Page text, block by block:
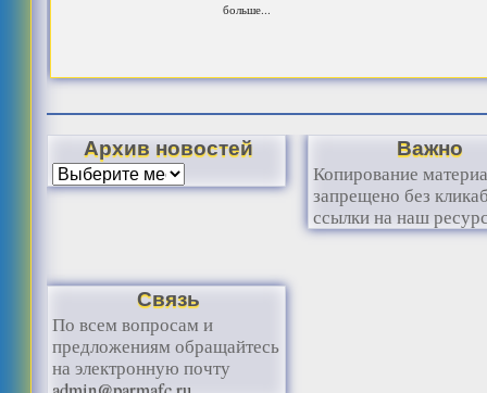
больше...
Архив новостей Важно
Копирование
запрещено без
ссылки на наш
Связь
По всем вопросам и
предложениям обращайтесь
на электронную почту